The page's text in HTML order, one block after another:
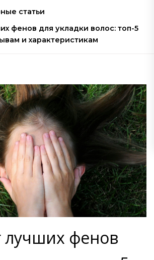
статьи
фенов для укладки волос: топ-5
и характеристикам
лучших фенов